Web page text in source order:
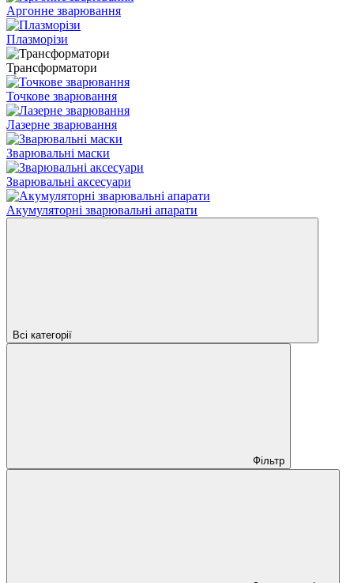
Аргонне зварювання
Плазморізи
Трансформатори
Точкове зварювання
Лазерне зварювання
Зварювальні маски
Зварювальні аксесуари
Акумуляторні зварювальні апарати
Всі категорії
Фільтр